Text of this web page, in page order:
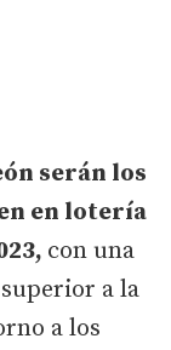
serán los
en lotería
con una
a la
a los